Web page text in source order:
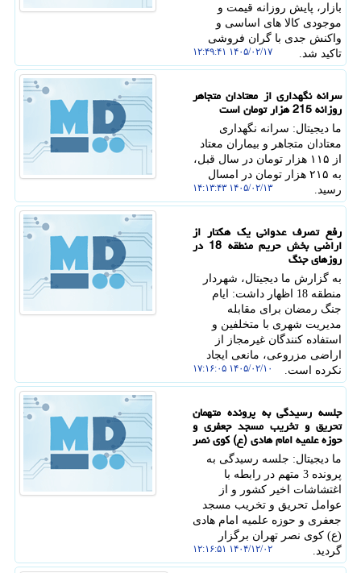
بازار، پایش روزانه قیمت و
موجودی کالا های اساسی و
واکنش جدی با گران فروشی
تاکید شد.
۱۴۰۵/۰۲/۱۷ ۱۲:۴۹:۴۱
سرانه نگهداری از معتادان متجاهر
روزانه 215 هزار تومان است
ما دیجیتال: سرانه نگهداری
معتادان متجاهر و بیماران معتاد
از ۱۱۵ هزار تومان در سال قبل،
به ۲۱۵ هزار تومان در امسال
رسید.
۱۴۰۵/۰۲/۱۳ ۱۴:۱۳:۴۳
رفع تصرف عدوانی یک هکتار از
اراضی بخش حریم منطقه 18 در
روزهای جنگ
به گزارش ما دیجیتال، شهردار
منطقه 18 اظهار داشت: ایام
جنگ رمضان برای مقابله
مدیریت شهری با متخلفین و
استفاده کنندگان غیرمجاز از
اراضی مزروعی، مانعی ایجاد
نکرده است.
۱۴۰۵/۰۲/۱۰ ۱۷:۱۶:۰۵
جلسه رسیدگی به پرونده متهمان
تحریق و تخریب مسجد جعفری و
حوزه علمیه امام هادی (ع) کوی نصر
ما دیجیتال: جلسه رسیدگی به
پرونده 3 متهم در رابطه با
اغتشاشات اخیر کشور و از
عوامل تحریق و تخریب مسجد
جعفری و حوزه علمیه امام هادی
(ع) کوی نصر تهران برگزار
گردید.
۱۴۰۴/۱۲/۰۲ ۱۲:۱۶:۵۱